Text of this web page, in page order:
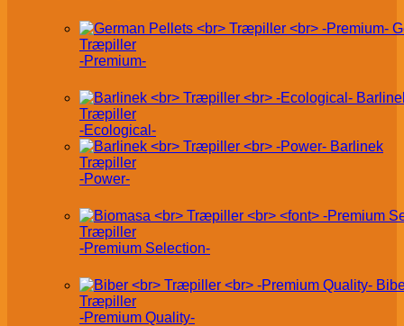
Træpiller
-Premium-
Træpiller
-Ecological-
Barlinek
Træpiller
-Power-
Træpiller
-Premium Selection-
Træpiller
-Premium Quality-